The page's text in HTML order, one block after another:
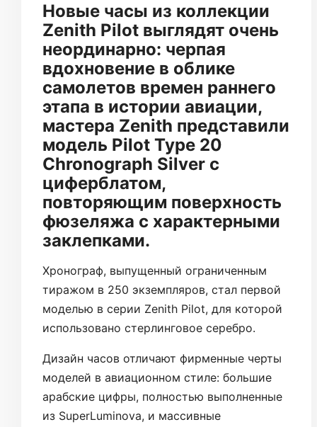
Новые часы из коллекции
Zenith Pilot выглядят очень
неординарно: черпая
вдохновение в облике
самолетов времен раннего
этапа в истории авиации,
мастера Zenith представили
модель Pilot Type 20
Chronograph Silver с
циферблатом,
повторяющим поверхность
фюзеляжа с характерными
заклепками.
Хронограф, выпущенный ограниченным
тиражом в 250 экземпляров, стал первой
моделью в серии Zenith Pilot, для которой
использовано стерлинговое серебро.
Дизайн часов отличают фирменные черты
моделей в авиационном стиле: большие
арабские цифры, полностью выполненные
из SuperLuminova, и массивные